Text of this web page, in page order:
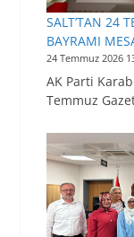
SALT’TAN 24
BAYRAMI
24 Temmuz 2026
AK Parti
Temmuz